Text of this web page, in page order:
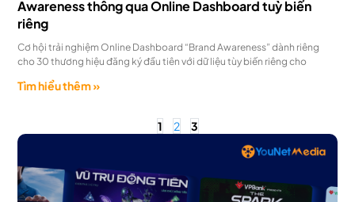
Awareness thông qua Online Dashboard tuỳ biến
riêng
Cơ hội trải nghiệm Online Dashboard “Brand Awareness” dành riêng
cho 30 thương hiệu đăng ký đầu tiên với dữ liệu tùy biến riêng cho
Tìm hiểu thêm »
1 2 3